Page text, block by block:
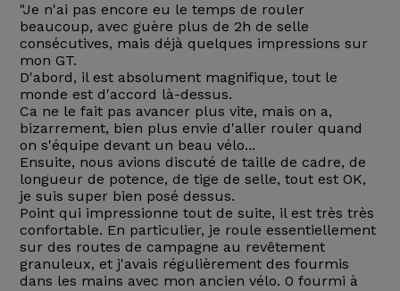
"Je n'ai pas encore eu le temps de rouler
beaucoup, avec guère plus de 2h de selle
consécutives, mais déjà quelques impressions sur
mon GT.
D'abord, il est absolument magnifique, tout le
monde est d'accord là-dessus.
Ca ne le fait pas avancer plus vite, mais on a,
bizarrement, bien plus envie d'aller rouler quand
on s'équipe devant un beau vélo...
Ensuite, nous avions discuté de taille de cadre, de
longueur de potence, de tige de selle, tout est OK,
je suis super bien posé dessus.
Point qui impressionne tout de suite, il est très très
confortable. En particulier, je roule essentiellement
sur des routes de campagne au revêtement
granuleux, et j'avais régulièrement des fourmis
dans les mains avec mon ancien vélo. 0 fourmi à